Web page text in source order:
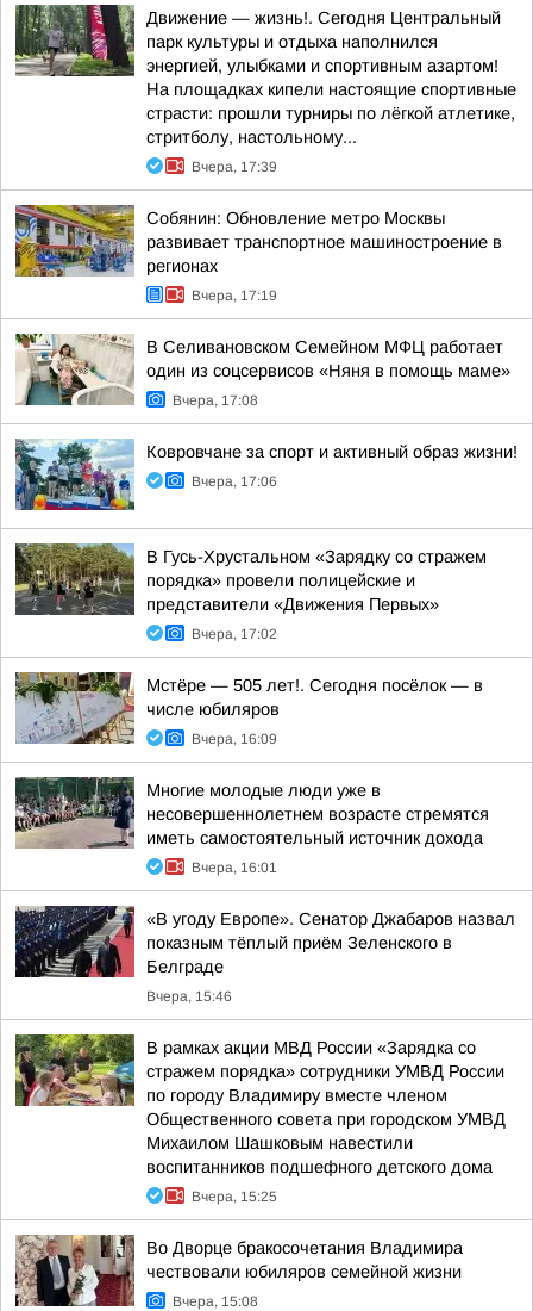
Движение — жизнь!. Сегодня Центральный
парк культуры и отдыха наполнился
энергией, улыбками и спортивным азартом!
На площадках кипели настоящие спортивные
страсти: прошли турниры по лёгкой атлетике,
стритболу, настольному...
Вчера, 17:39
Собянин: Обновление метро Москвы
развивает транспортное машиностроение в
регионах
Вчера, 17:19
В Селивановском Семейном МФЦ работает
один из соцсервисов «Няня в помощь маме»
Вчера, 17:08
Ковровчане за спорт и активный образ жизни!
Вчера, 17:06
В Гусь-Хрустальном «Зарядку со стражем
порядка» провели полицейские и
представители «Движения Первых»
Вчера, 17:02
Мстёре — 505 лет!. Сегодня посёлок — в
числе юбиляров
Вчера, 16:09
Многие молодые люди уже в
несовершеннолетнем возрасте стремятся
иметь самостоятельный источник дохода
Вчера, 16:01
«В угоду Европе». Сенатор Джабаров назвал
показным тёплый приём Зеленского в
Белграде
Вчера, 15:46
В рамках акции МВД России «Зарядка со
стражем порядка» сотрудники УМВД России
по городу Владимиру вместе членом
Общественного совета при городском УМВД
Михаилом Шашковым навестили
воспитанников подшефного детского дома
Вчера, 15:25
Во Дворце бракосочетания Владимира
чествовали юбиляров семейной жизни
Вчера, 15:08